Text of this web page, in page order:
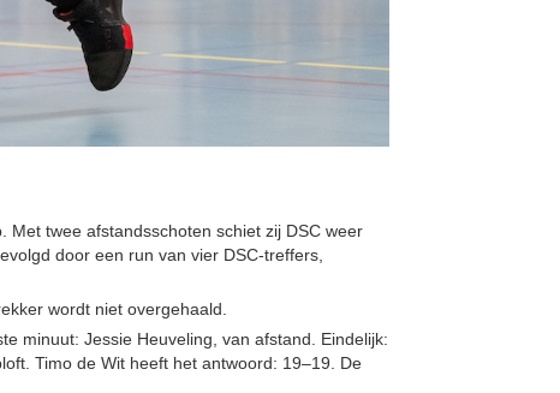
twee afstandsschoten schiet zij DSC weer
door een run van vier DSC‑treffers,
wordt niet overgehaald.
minuut: Jessie Heuveling, van afstand. Eindelijk:
Timo de Wit heeft het antwoord: 19–19. De